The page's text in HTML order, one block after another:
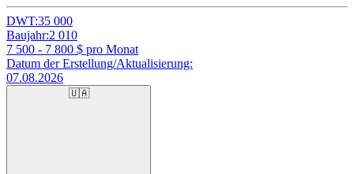
DWT:35 000
Baujahr:2 010
7 500 - 7 800 $ pro Monat
Datum der Erstellung/Aktualisierung:
07.08.2026
🇺🇦